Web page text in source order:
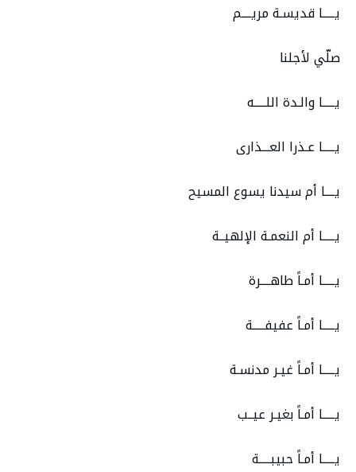
يـــــا قديسـة مريــــم
صلّي لأجلنا
يـــــا والـدة اللـــــه
يـــــا عـذرا العـــذارى
يــــا أم سيدنا يسوع المسيح
يـــــا أم النعمـة الإلهيــة
يـــــا أمـاً طاهــــرة
يـــــا أمـاً عفيفـــــة
يـــــا أمـاً غيـر مدنسـة
يـــــا أمـاً بغيـر عيــب
يـــــا أمـاً حبيبـــــة